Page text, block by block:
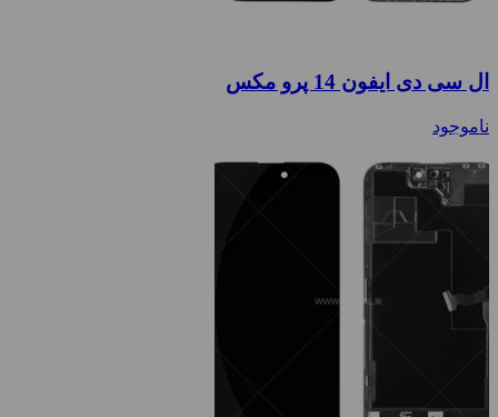
ال سی دی ایفون 14 پرو مکس
ناموجود